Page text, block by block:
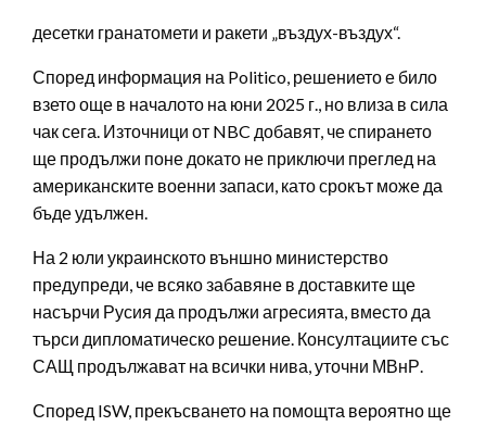
десетки гранатомети и ракети „въздух-въздух“.
Според информация на Politico, решението е било
взето още в началото на юни 2025 г., но влиза в сила
чак сега. Източници от NBC добавят, че спирането
ще продължи поне докато не приключи преглед на
американските военни запаси, като срокът може да
бъде удължен.
На 2 юли украинското външно министерство
предупреди, че всяко забавяне в доставките ще
насърчи Русия да продължи агресията, вместо да
търси дипломатическо решение. Консултациите със
САЩ продължават на всички нива, уточни МВнР.
Според ISW, прекъсването на помощта вероятно ще